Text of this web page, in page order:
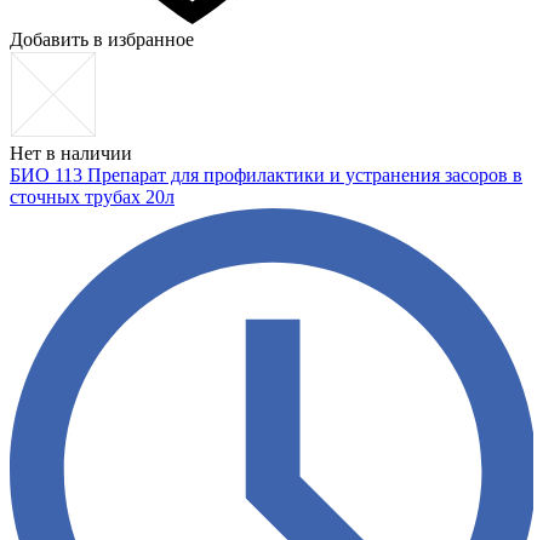
Добавить в избранное
Нет в наличии
БИО 113 Препарат для профилактики и устранения засоров в
сточных трубах 20л